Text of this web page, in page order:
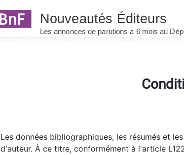
Les données bibliographiques, les résumés et
d'auteur. À ce titre, conformément à l'article